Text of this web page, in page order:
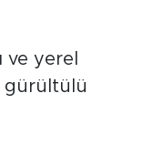
ve yerel
gürültülü